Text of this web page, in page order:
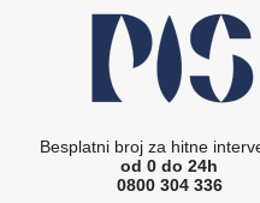
Besplatni broj za hitne
od 0 do 24h
0800 304 336